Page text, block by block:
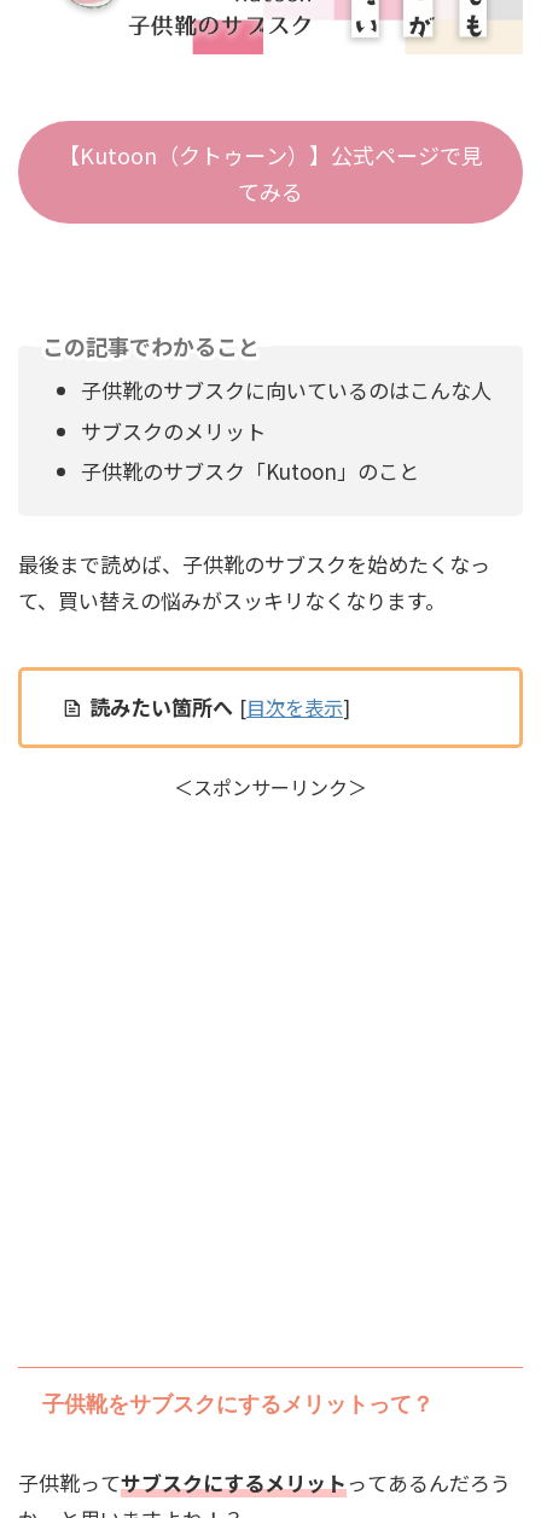
【Kutoon（クトゥーン）】公式ページで見
てみる
この記事でわかること
子供靴のサブスクに向いているのはこんな人
サブスクのメリット
子供靴のサブスク「Kutoon」のこと
最後まで読めば、子供靴のサブスクを始めたくなっ
て、買い替えの悩みがスッキリなくなります。
読みたい箇所へ [目次を表示]
＜スポンサーリンク＞
子供靴をサブスクにするメリットって？
子供靴ってサブスクにするメリットってあるんだろう